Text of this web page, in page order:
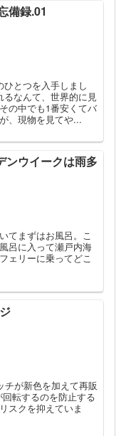
備録.01
とつを入手しまし
るなんて、世界的に見
の中でも1番安くてバ
、現物を見てや...
ンウイークは雨多
てまずはお風呂。こ
呂に入って瀬戸内海
ェリーに乗ってどこ
が新色を加えて再販
転するのを防止する
スクを抑えていま